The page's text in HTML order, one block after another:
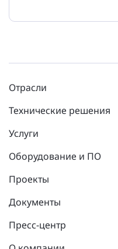
Отрасли
Технические решения
Услуги
Оборудование и ПО
Проекты
Документы
Пресс-центр